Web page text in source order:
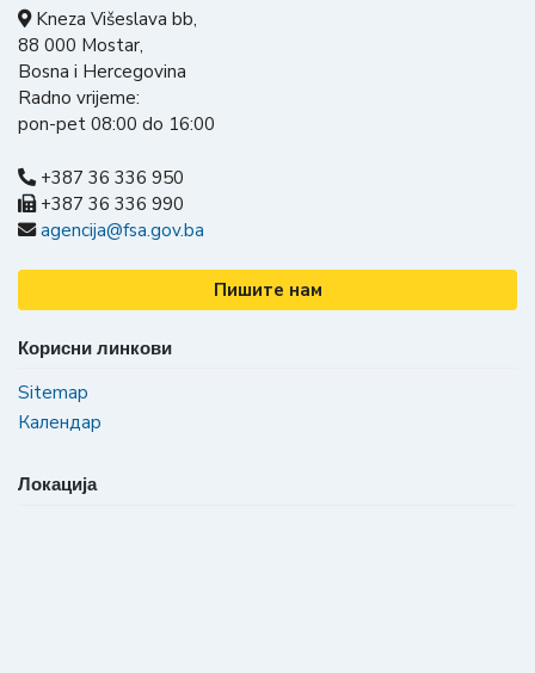
Kneza Višeslava bb,
88 000 Mostar,
Bosna i Hercegovina
Radno vrijeme:
pon-pet 08:00 do 16:00
+387 36 336 950
+387 36 336 990
agencija@fsa.gov.ba
Пишите нам
Корисни линкови
Sitemap
Календар
Локација